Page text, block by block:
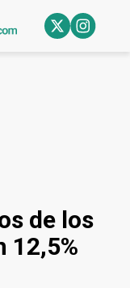
de los
12,5%